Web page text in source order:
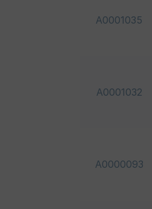
A0001035
A0001032
A0000093